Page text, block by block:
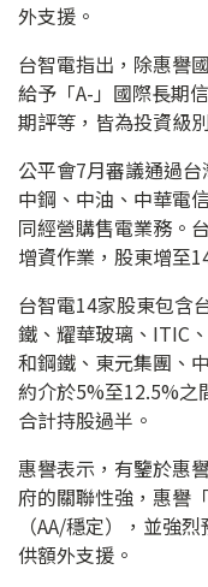
外支援。
台智電指出，除惠譽
給予「A-」國際長期
期評等，皆為投資級
公平會7月審議通過
中鋼、中油、中華電
同經營購售電業務。
增資作業，股東增至
台智電14家股東包含
鐵、耀華玻璃、ITIC
和鋼鐵、東元集團、
約介於5%至12.5%之
合計持股過半。
惠譽表示，有鑒於惠
府的關聯性強，惠譽
（AA/穩定），並強
供額外支援。